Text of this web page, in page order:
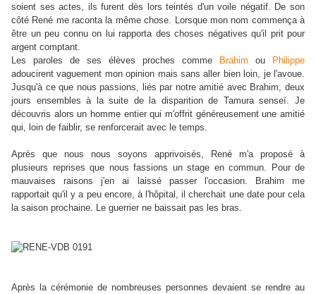
soient ses actes, ils furent dès lors teintés d'un voile négatif. De son
côté René me raconta la même chose. Lorsque mon nom commença à
être un peu connu on lui rapporta des choses négatives qu'il prit pour
argent comptant.
Les paroles de ses élèves proches comme
Brahim ou
Philippe
adoucirent vaguement mon opinion mais sans aller bien loin, je l'avoue.
Jusqu'à ce que nous passions, liés par notre amitié avec Brahim, deux
jours ensembles à la suite de la disparition de Tamura senseï. Je
découvris alors un homme entier qui m'offrit généreusement une amitié
qui, loin de faiblir, se renforcerait avec le temps.
Après que nous nous soyons apprivoisés, René m'a proposé à
plusieurs reprises que nous fassions un stage en commun. Pour de
mauvaises raisons j'en ai laissé passer l'occasion. Brahim me
rapportait qu'il y a peu encore, à l'hôpital, il cherchait une date pour cela
la saison prochaine. Le guerrier ne baissait pas les bras.
Après la cérémonie de nombreuses personnes devaient se rendre au